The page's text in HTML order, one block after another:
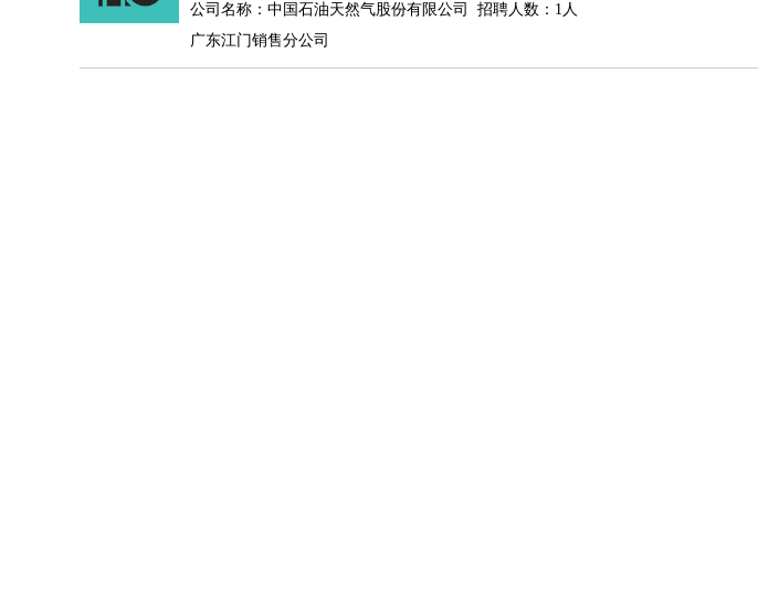
公司名称：中国石油天然气股份有限公司
广东江门销售分公司
招聘人数：1人